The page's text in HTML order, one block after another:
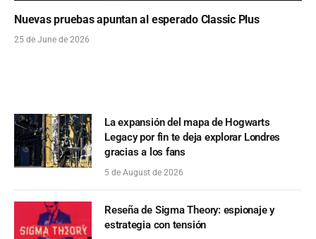
Nuevas pruebas apuntan al esperado Classic Plus
25 de June de 2026
La expansión del mapa de Hogwarts
Legacy por fin te deja explorar Londres
gracias a los fans
5 de August de 2026
Reseña de Sigma Theory: espionaje y
estrategia con tensión